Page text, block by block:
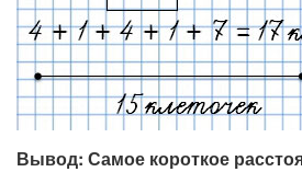
Вывод: Самое короткое